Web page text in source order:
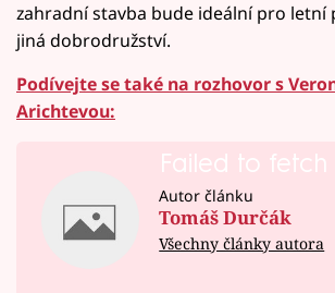
zahradní stavba bude ideální pro letní
jiná dobrodružství.
Podívejte se také na rozhovor s
Arichtevou:
Failed to fetch
Autor článku
Tomáš Durčák
Všechny články autora